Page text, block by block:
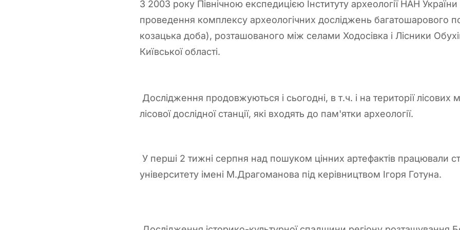
З 2003 року Північною експедицією Інституту археології НАН
проведення комплексу археологічних досліджень багатошарового
козацька доба), розташованого між селами Ходосівка і Лісники
Київської області.
Дослідження продовжуються і сьогодні, в т.ч. і на території лісових
лісової дослідної станції, які входять до пам'ятки археології.
У перші 2 тижні серпня над пошуком цінних артефактів працювали
університету імені М.Драгоманова під керівництвом Ігоря Готуна.